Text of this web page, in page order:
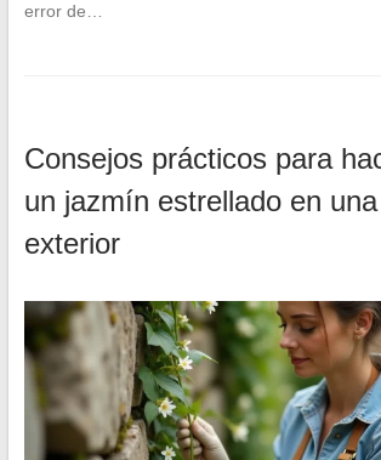
error de…
Consejos prácticos para
un jazmín estrellado en
exterior